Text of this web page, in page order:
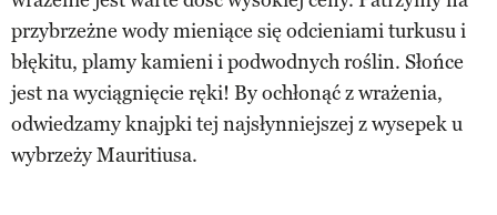
przybrzeżne wody mieniące się odcieniami turkusu i
błękitu, plamy kamieni i podwodnych roślin. Słońce
jest na wyciągnięcie ręki! By ochłonąć z wrażenia,
odwiedzamy knajpki tej najsłynniejszej z wysepek u
wybrzeży Mauritiusa.